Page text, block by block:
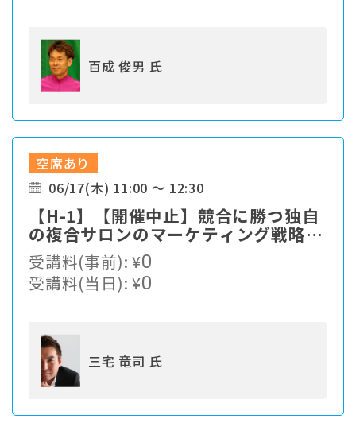
百成 俊男 氏
空席あり
06/17(木) 11:00 ～ 12:30
【H-1】【開催中止】競合に勝つ独自
の複合サロンのマーケティング戦略と
は？
受講料(事前):¥0
受講料(当日):¥0
三宅 竜司 氏